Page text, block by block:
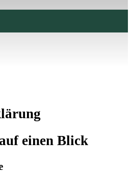
einen Blick